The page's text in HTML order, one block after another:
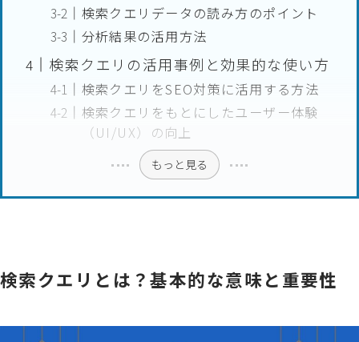
検索クエリデータの読み方のポイント
分析結果の活用方法
検索クエリの活用事例と効果的な使い方
検索クエリをSEO対策に活用する方法
検索クエリをもとにしたユーザー体験
（UI/UX）の向上
もっと見る
検索クエリとは？基本的な意味と重要性